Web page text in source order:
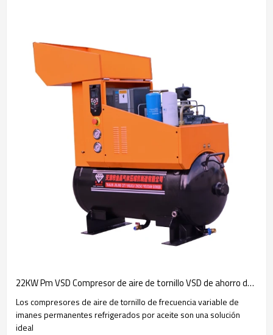
22KW Pm VSD Compresor de aire de tornillo VSD de ahorro de energía de con enfriamiento de aceite
Los compresores de aire de tornillo de frecuencia variable de
imanes permanentes refrigerados por aceite son una solución
ideal